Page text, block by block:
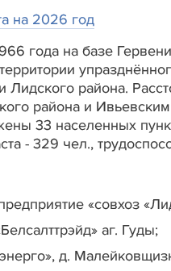
на 2026 год
года на базе
района.
района и
33 населенных
- 329 чел.,
«совхоз
аг. Гуды;
д.